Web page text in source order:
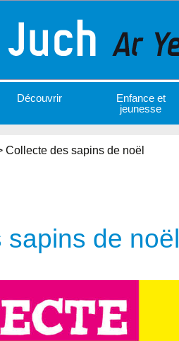
Découvrir
Enfance et
jeunesse
Collecte des sapins de noël
sapins de noël